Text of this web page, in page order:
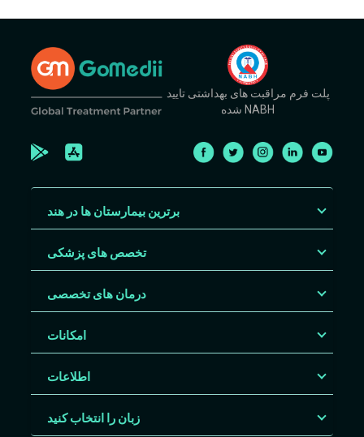
پلت فرم مراقبت های بهداشتی تایید
شده NABH
برترین بیمارستان ها در هند
تخصص های پزشکی
درمان های تخصصی
امکانات
اطلاعات
زبان را انتخاب کنید